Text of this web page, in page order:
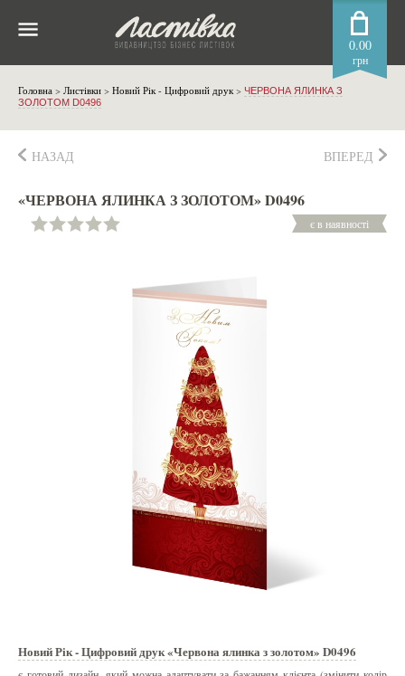
0.00
грн
Головна > Листівки > Новий Рік - Цифровий друк> ЧЕРВОНА ЯЛИНКА З
ЗОЛОТОМ D0496
НАЗАД ВПЕРЕД
«ЧЕРВОНА ЯЛИНКА З ЗОЛОТОМ» D0496
є в наявності
Новий Рік - Цифровий друк «Червона ялинка з золотом» D0496